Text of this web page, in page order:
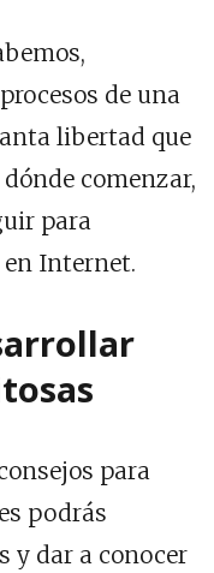
de una
libertad que
comenzar,
para
Internet.
para
podrás
y dar a conocer